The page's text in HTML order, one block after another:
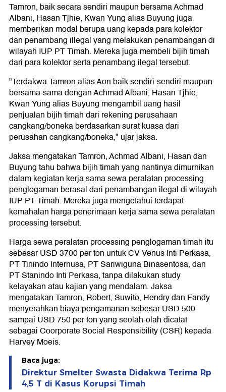
Tamron, baik secara sendiri maupun bersama Achmad
Albani, Hasan Tjhie, Kwan Yung alias Buyung juga
memberikan modal berupa uang kepada para kolektor
dan penambang illegal yang melakukan penambangan di
wilayah IUP PT Timah. Mereka juga membeli bijih timah
dari para kolektor serta penambang ilegal tersebut.
"Terdakwa Tamron alias Aon baik sendiri-sendiri maupun
bersama-sama dengan Achmad Albani, Hasan Tjhie,
Kwan Yung alias Buyung mengambil uang hasil
penjualan bijih timah dari rekening perusahaan
cangkang/boneka berdasarkan surat kuasa dari
perusahan cangkang/boneka," ujar jaksa.
Jaksa mengatakan Tamron, Achmad Albani, Hasan dan
Buyung tahu bahwa bijih timah yang nantinya dimurnikan
dalam kegiatan kerja sama sewa peralatan processing
penglogaman berasal dari penambangan ilegal di wilayah
IUP PT Timah. Mereka juga mengetahui terdapat
kemahalan harga penerimaan kerja sama sewa peralatan
processing tersebut.
Harga sewa peralatan processing penglogaman timah itu
sebesar USD 3700 per ton untuk CV Venus Inti Perkasa,
PT Tinindo Internusa, PT Sariwiguna Binasentosa, dan
PT Stanindo Inti Perkasa, tanpa dilakukan study
kelayakan atau kajian yang mendalam. Jaksa
mengatakan Tamron, Robert, Suwito, Hendry dan Fandy
menyerahkan biaya pengamanan sebesar USD 500
sampai USD 750 per ton yang seolah-olah dicatat
sebagai Coorporate Social Responsibility (CSR) kepada
Harvey Moeis.
Baca juga:
Direktur Smelter Swasta Didakwa Terima Rp
4,5 T di Kasus Korupsi Timah